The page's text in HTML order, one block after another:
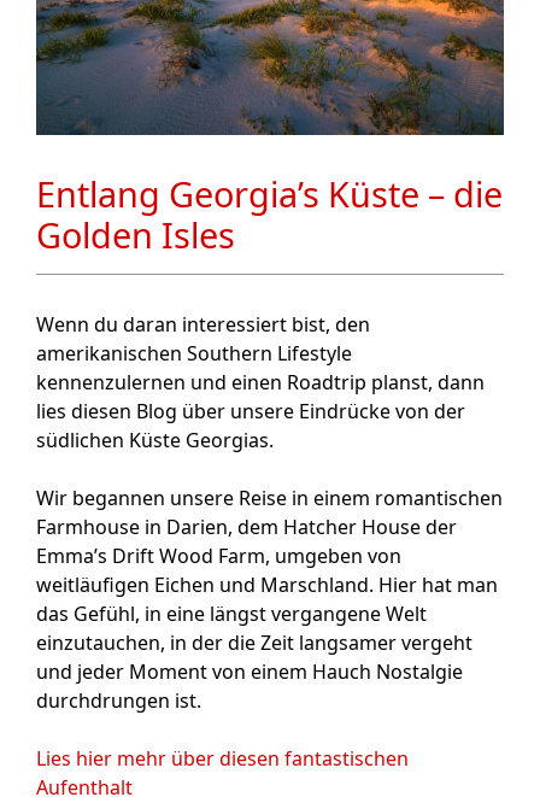
Entlang Georgia’s Küste – die
Golden Isles
Wenn du daran interessiert bist, den
amerikanischen Southern Lifestyle
kennenzulernen und einen Roadtrip planst, dann
lies diesen Blog über unsere Eindrücke von der
südlichen Küste Georgias.
Wir begannen unsere Reise in einem romantischen
Farmhouse in Darien, dem Hatcher House der
Emma’s Drift Wood Farm, umgeben von
weitläufigen Eichen und Marschland. Hier hat man
das Gefühl, in eine längst vergangene Welt
einzutauchen, in der die Zeit langsamer vergeht
und jeder Moment von einem Hauch Nostalgie
durchdrungen ist.
Lies hier mehr über diesen fantastischen
Aufenthalt